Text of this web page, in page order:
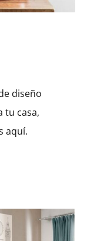
diseño
tu casa,
aquí.